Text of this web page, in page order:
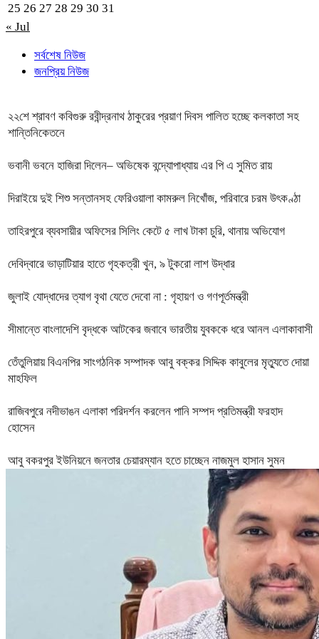
25 26 27 28 29 30 31
« Jul
সর্বশেষ নিউজ
জনপ্রিয় নিউজ
২২শে শ্রাবণ কবিগুরু রবীন্দ্রনাথ ঠাকুরের প্রয়াণ দিবস পালিত হচ্ছে কলকাতা সহ
শান্তিনিকেতনে
ভবানী ভবনে হাজিরা দিলেন– অভিষেক বন্দ্যোপাধ্যায় এর পি এ সুমিত রায়
দিরাইয়ে দুই শিশু সন্তানসহ ফেরিওয়ালা কামরুল নিখোঁজ, পরিবারে চরম উৎকণ্ঠা
তাহিরপুরে ব্যবসায়ীর অফিসের সিলিং কেটে ৫ লাখ টাকা চুরি, থানায় অভিযোগ
দেবিদ্বারে ভাড়াটিয়ার হাতে গৃহকত্রী খুন, ৯ টুকরো লাশ উদ্ধার
জুলাই যোদ্ধাদের ত্যাগ বৃথা যেতে দেবো না : গৃহায়ণ ও গণপূর্তমন্ত্রী
সীমান্তে বাংলাদেশি বৃদ্ধকে আটকের জবাবে ভারতীয় যুবককে ধরে আনল এলাকাবাসী
তেঁতুলিয়ায় বিএনপির সাংগঠনিক সম্পাদক আবু বক্কর সিদ্দিক কাবুলের মৃত্যুতে দোয়া
মাহফিল
রাজিবপুরে নদীভাঙন এলাকা পরিদর্শন করলেন পানি সম্পদ প্রতিমন্ত্রী ফরহাদ
হোসেন
আবু বকরপুর ইউনিয়নে জনতার চেয়ারম্যান হতে চাচ্ছেন নাজমুল হাসান সুমন